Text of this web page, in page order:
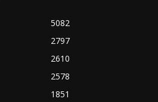
5082
2797
2610
2578
1851